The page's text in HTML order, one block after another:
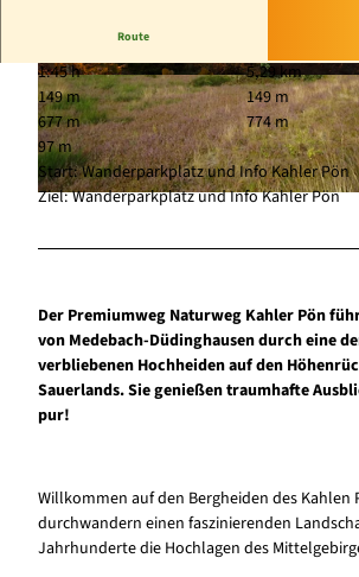
© Touristik-Gesellschaft Medebach mbH | CC-BY-SA
© Naturpark Sauerland Rothaargebirge, Kerstin
Berens | KI-optimiert |CC-BY-SA
© Naturpark
Route
1:45 h
5,29 km
149 m
149 m
677 m
774 m
97 m
Start: Wanderparkplatz und Info Kahler Pön
Ziel: Wanderparkplatz und Info Kahler Pön
Der Premiumweg Naturweg Kahler Pön
von Medebach-Düdinghausen durch eine
verbliebenen Hochheiden auf den
Sauerlands. Sie genießen traumhafte
pur!
Willkommen auf den Bergheiden des Kahlen
durchwandern einen faszinierenden
Jahrhunderte die Hochlagen des